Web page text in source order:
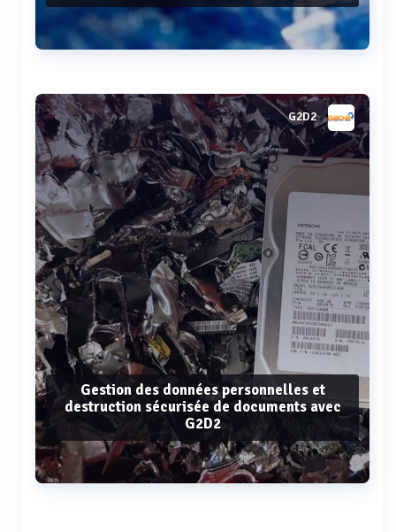
Voir plus G2D2
Gestion des données personnelles et
destruction sécurisée de documents avec
G2D2